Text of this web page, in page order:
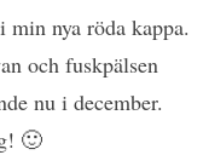
i min nya röda kappa.
och fuskpälsen
nu i december.
🙂